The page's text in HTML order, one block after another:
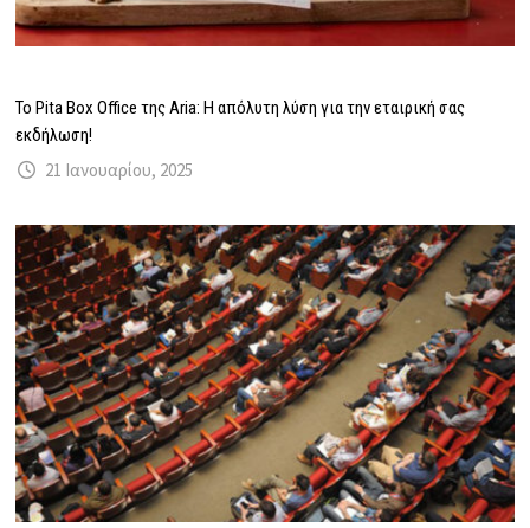
Το Pita Box Office της Aria: Η απόλυτη λύση για την εταιρική σας
εκδήλωση!
21 Ιανουαρίου, 2025